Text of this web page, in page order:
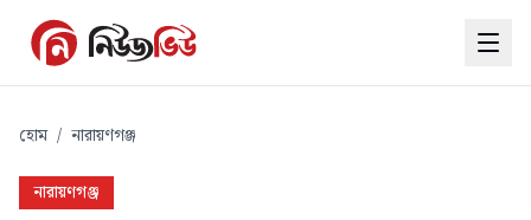
হোম / নারায়ণগঞ্জ
নারায়ণগঞ্জ